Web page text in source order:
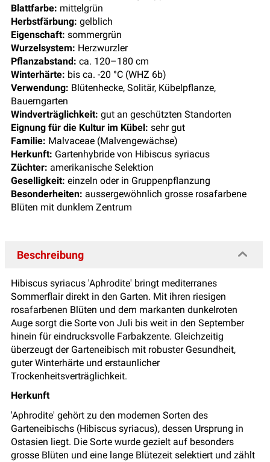
Blattfarbe: mittelgrün
Herbstfärbung: gelblich
Eigenschaft: sommergrün
Wurzelsystem: Herzwurzler
Pflanzabstand: ca. 120–180 cm
Winterhärte: bis ca. -20 °C (WHZ 6b)
Verwendung: Blütenhecke, Solitär, Kübelpflanze,
Bauerngarten
Windverträglichkeit: gut an geschützten Standorten
Eignung für die Kultur im Kübel: sehr gut
Familie: Malvaceae (Malvengewächse)
Herkunft: Gartenhybride von Hibiscus syriacus
Züchter: amerikanische Selektion
Geselligkeit: einzeln oder in Gruppenpflanzung
Besonderheiten: aussergewöhnlich grosse rosafarbene
Blüten mit dunklem Zentrum
Beschreibung
Hibiscus syriacus 'Aphrodite' bringt mediterranes
Sommerflair direkt in den Garten. Mit ihren riesigen
rosafarbenen Blüten und dem markanten dunkelroten
Auge sorgt die Sorte von Juli bis weit in den September
hinein für eindrucksvolle Farbakzente. Gleichzeitig
überzeugt der Garteneibisch mit robuster Gesundheit,
guter Winterhärte und erstaunlicher
Trockenheitsverträglichkeit.
Herkunft
'Aphrodite' gehört zu den modernen Sorten des
Garteneibischs (Hibiscus syriacus), dessen Ursprung in
Ostasien liegt. Die Sorte wurde gezielt auf besonders
grosse Blüten und eine lange Blütezeit selektiert und zählt